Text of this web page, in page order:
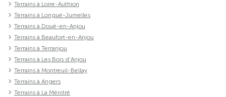
Terrains à Loire-Authion
Terrains à Longué-Jumelles
Terrains à Doué-en-Anjou
Terrains à Beaufort-en-Anjou
Terrains à Terranjou
Terrains à Les Bois d'Anjou
Terrains à Montreuil-Bellay
Terrains à Angers
Terrains à La Ménitré